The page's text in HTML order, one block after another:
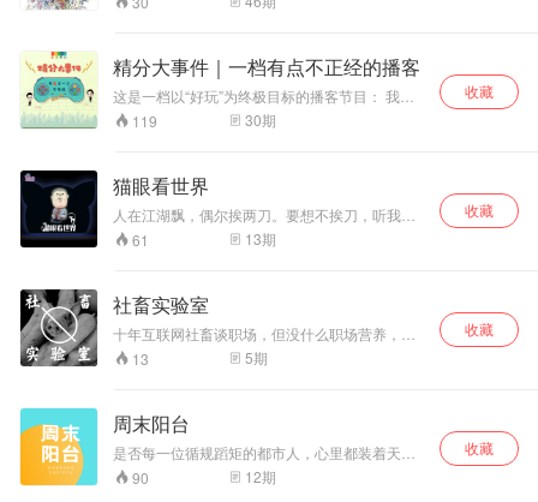
你爱吸猫撸狗？ 第六期：到底要不要给猫or狗做
····分享征集稿件···· 第10期：··惊喜呈现···· 第11
期：···惊喜呈现···· 第12期：···惊喜呈现···· 征集：
（欢迎在每期评论底部留言，我们会在后期挑选
有意思的播出哦！） 和猫咪有关的趣事！ 你为你
儿？ 养一只心机猫是一种什么体验？ ···· 主创团
阵主播：哲均 | 晴和 | 魏宁 【芥子须弥FM】简
介：非正规，民办电台。作品：爵迹〡天心月圆|
博：芥子须弥FM v·xin：jiezixumi520， 扣扣社
群：465598823 芥子须弥FM主播：颜颜 芥子须
弥FM联合创始人，林清玄工作室特邀朗读者，致
力于用声音提升你的幸福感，听她的声音会上
子须弥》《给某先生的999封信》《巨翅老人》
《颜颜的铲屎官秘籍》。
人的童年梦想。而他是漫威宇宙里最厉害的超级
一定是去拯救宇宙了。希望我们在未来能在某一
个平行时空里再次相聚。再见，漫威宇宙的创造
者！
精分大事件｜一档有点不正经的播客
这是一档以“好玩”为终极目标的播客节目： 我们
会邀请到不同领域的朋友，分享Ta们的精彩生
活； 也会用声音带你去环游世界，感受别样的风
余，我们也会偷偷的走个心。 我们不在乎表达方
式够不够专业，内容有没有深度。 我们只想做一
档“好玩的播客节目”。 如果你喜欢我们的节目，
还请帮忙订阅、分享。 对我们有任何建议或是吐
槽，都可以给我们留言。（有夸赞更好，hhh）
119 30期
收藏
猫眼看世界
人在江湖飘，偶尔挨两刀。要想不挨刀，听我瞎
叨叨。这里是猫眼看世界，资深段子手姬师兄带
你侃尽人间百态，阅尽大千世界。听到你手机没
是为了听我五分钟！猫眼看世界，跟着师兄一起
high！更多精彩内容订阅猫巷微信公众号：
MXRadio；qq听友群：296122873
61 13期
收藏
社畜实验室
十年互联网社畜谈职场，但没什么职场营养，更
没有什么职场后黑学，学不了甄寰，当不了布加
拉提，更别说易阳千喜，只是一群在互联网积福
迎联系我们//vx：HB0917wow
13 5期
收藏
周末阳台
是否每一位循规蹈矩的都市人，心里都装着天马
行空的人生幻想？ 《周末阳台》用温柔而有趣的
方式，帮助奔波劳碌的你进入乌托邦，带你发现
90 12期
收藏